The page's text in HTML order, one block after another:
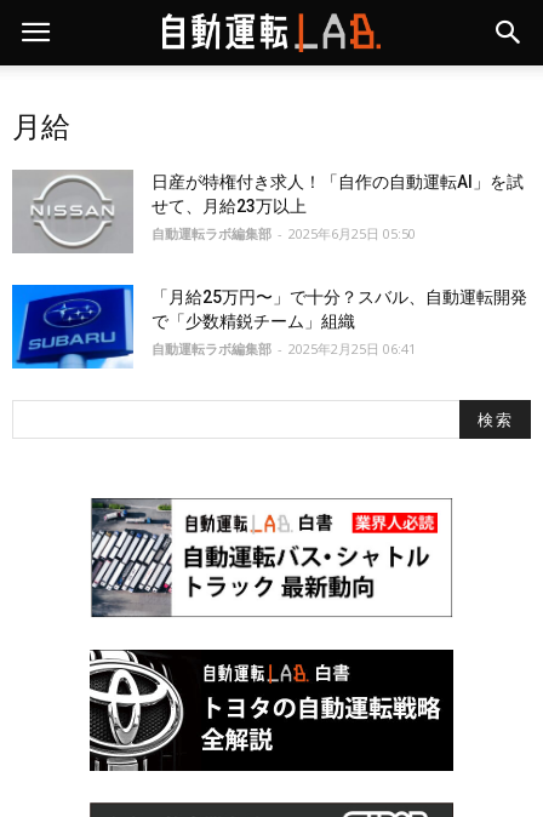
月給
日産が特権付き求人！「自作の自動運転AI」を試
せて、月給23万以上
自動運転ラボ編集部 - 2025年6月25日 05:50
「月給25万円〜」で十分？スバル、自動運転開発
で「少数精鋭チーム」組織
自動運転ラボ編集部 - 2025年2月25日 06:41